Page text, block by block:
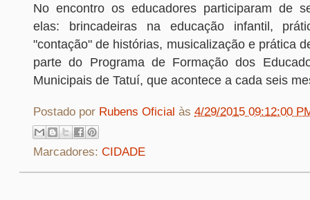
No encontro os educadores participaram de
elas: brincadeiras na educação infantil,
"contação" de histórias, musicalização e prática
parte do Programa de Formação dos
Municipais de Tatuí, que acontece a cada seis
Postado por Rubens Oficial às 4/29/2015 09:12:00
Marcadores: CIDADE